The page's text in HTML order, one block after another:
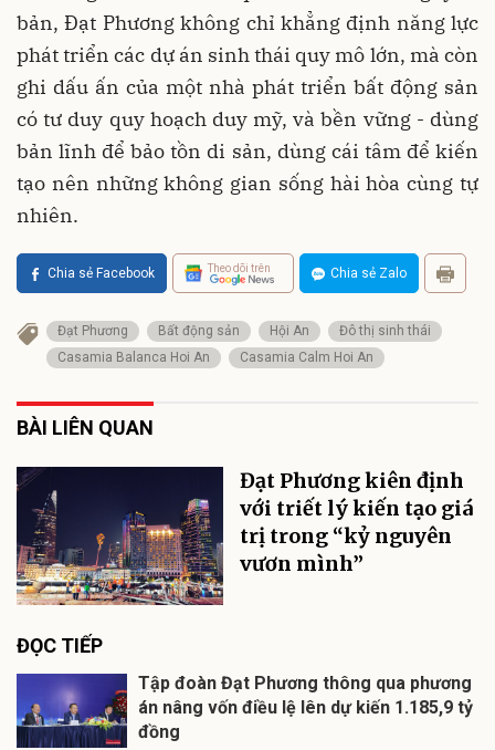
bản, Đạt Phương không chỉ khẳng định năng lực
phát triển các dự án sinh thái quy mô lớn, mà còn
ghi dấu ấn của một nhà phát triển bất động sản
có tư duy quy hoạch duy mỹ, và bền vững - dùng
bản lĩnh để bảo tồn di sản, dùng cái tâm để kiến
tạo nên những không gian sống hài hòa cùng tự
nhiên.
Chia sẻ Facebook Theo dõi trên Chia sẻ Zalo
Đạt Phương Bất động sản Hội An
Đô thị sinh thái
Casamia Balanca Hoi An
Casamia Calm Hoi An
BÀI LIÊN QUAN
Đạt Phương kiên định
với triết lý kiến tạo giá
trị trong “kỷ nguyên
vươn mình”
ĐỌC TIẾP
Tập đoàn Đạt Phương thông qua phương
án nâng vốn điều lệ lên dự kiến 1.185,9 tỷ
đồng